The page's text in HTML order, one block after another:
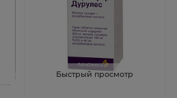
Быстрый просмотр